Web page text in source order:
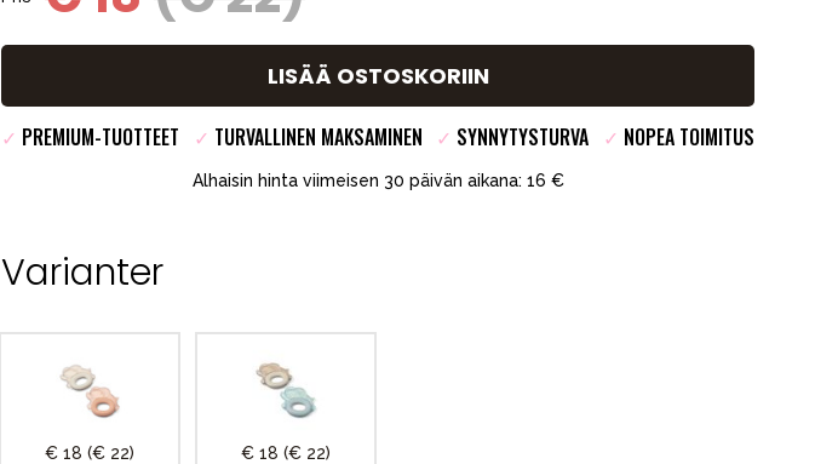
LISÄÄ OSTOSKORIIN
✓ PREMIUM-TUOTTEET ✓ TURVALLINEN MAKSAMINEN ✓ SYNNYTYSTURVA ✓ NOPEA TOIMITUS
Alhaisin hinta viimeisen 30 päivän aikana: 16 €
Varianter
€ 18 (€ 22) € 18 (€ 22)